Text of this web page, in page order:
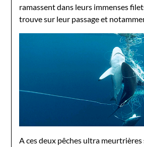
ramassent dans leurs immenses
trouve sur leur passage et
A ces deux pêches ultra meurtrières